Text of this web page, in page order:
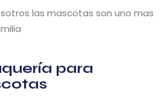
las mascotas son uno mas
para